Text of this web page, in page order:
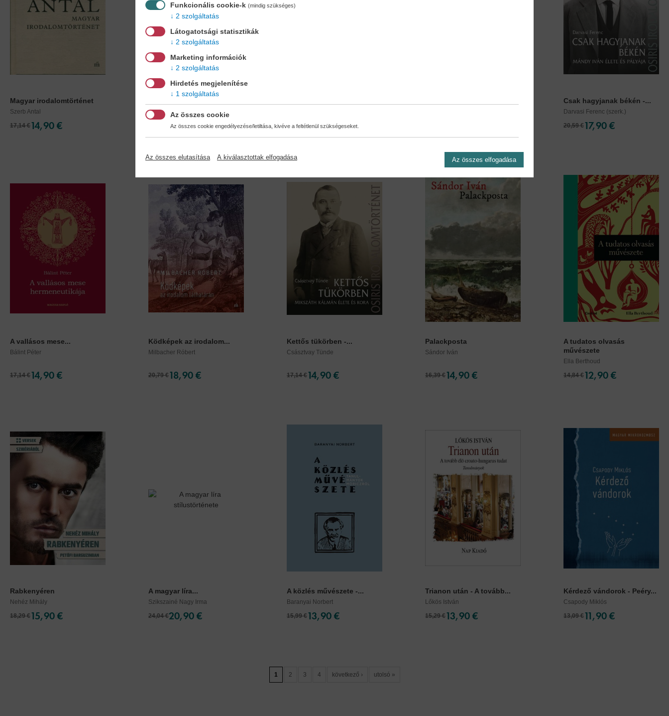
Magyar irodalomtörténet
Szerb Antal
17,14 €14,90 €
Szécsi Noémi
21,90 €
15,29 €13,90 €
Csak hagyjanak békén -...
Darvasi Ferenc (szerk.)
20,59 €17,90 €
A vallásos mese...
Bálint Péter
17,14 €14,90 €
Ködképek az irodalom...
Milbacher Róbert
20,79 €18,90 €
Kettős tükörben -...
Császtvay Tünde
17,14 €14,90 €
Palackposta
Sándor Iván
16,39 €14,90 €
A tudatos olvasás
művészete
Ella Berthoud
14,84 €12,90 €
Rabkenyéren
Nehéz Mihály
18,29 €15,90 €
A magyar líra...
Szikszainé Nagy Irma
24,04 €20,90 €
A közlés művészete -...
Baranyai Norbert
15,99 €13,90 €
Trianon után - A tovább...
Lőkös István
15,29 €13,90 €
Kérdező vándorok - Peéry...
Csapody Miklós
13,09 €11,90 €
1 2 3 4 következő › utolsó »
Funkcionális cookie-k (mindig szükséges)
2 szolgáltatás
Látogatotsági statisztikák
2 szolgáltatás
Marketing információk
2 szolgáltatás
Hirdetés megjelenítése
1 szolgáltatás
Az összes cookie
Az összes cookie engedélyezése/letiltása, kivéve a feltétlenül szükségeseket.
Az összes elutasítása A kiválasztottak elfogadása Az összes elfogadása